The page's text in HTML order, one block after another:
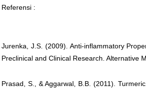
Referensi :
Jurenka, J.S. (2009). Anti-inflammatory
Preclinical and Clinical Research. Alternative
Prasad, S., & Aggarwal, B.B. (2011).